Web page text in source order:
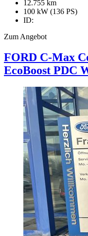
12.755 km
100 kW (136 PS)
ID:
Zum Angebot
FORD C-Max
EcoBoost PDC